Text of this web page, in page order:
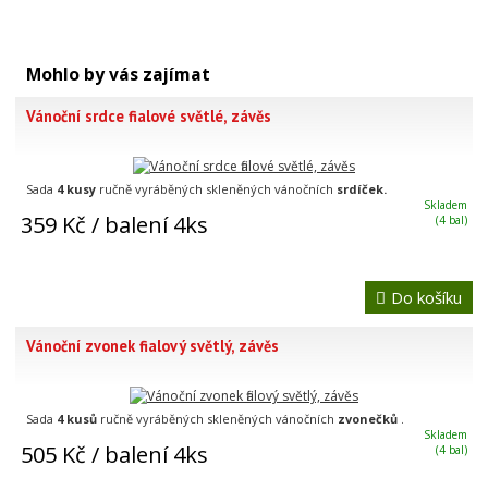
Mohlo by vás zajímat
Vánoční srdce fialové světlé, závěs
Sada 4 kusy ručně vyráběných skleněných vánočních srdíček.
359 Kč / balení 4ks
Skladem
(4 bal)
Do košíku
Vánoční zvonek fialový světlý, závěs
Sada 4 kusů ručně vyráběných skleněných vánočních zvonečků .
505 Kč / balení 4ks
Skladem
(4 bal)